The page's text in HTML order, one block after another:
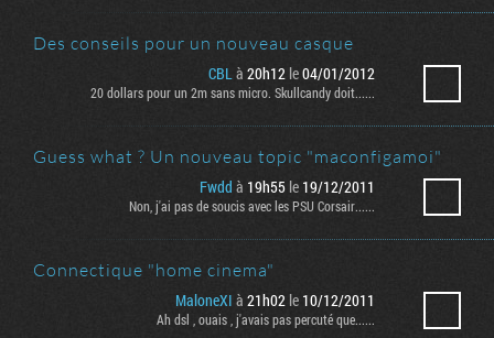
Des conseils pour un nouveau casque
CBLà20h12 le04/01/2012
20 dollars pour un 2m sans micro. Skullcandy doit......
Guess what ? Un nouveau topic "maconfigamoi"
Fwdd à 19h55 le 19/12/2011
Non, j'ai pas de soucis avec les PSU Corsair......
Connectique "home cinema"
MaloneXI à21h02 le 10/12/2011
Ah dsl , ouais , j'avais pas percuté que......